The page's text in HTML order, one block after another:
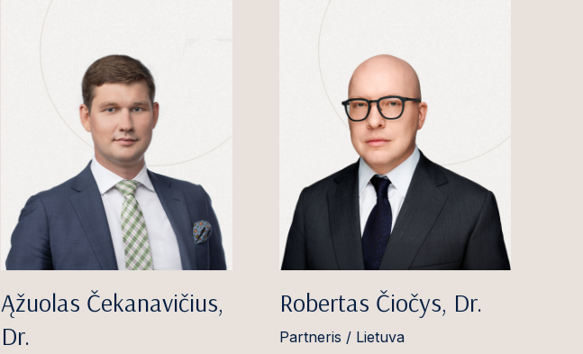
Ąžuolas Čekanavičius,
Dr.
Robertas Čiočys, Dr.
Partneris / Lietuva